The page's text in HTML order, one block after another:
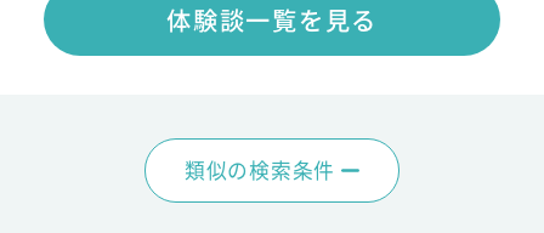
体験談一覧を見る
類似の検索条件